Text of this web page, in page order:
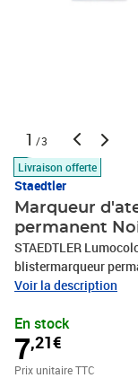
1 /3
Livraison offerte
Staedtler
Marqueur
permanent
STAEDTLER
blistermarqueur
/1,5 mm, pour le
DRY SAFE, pointe
Voir la description
En stock
7,21€
Prix unitaire TTC